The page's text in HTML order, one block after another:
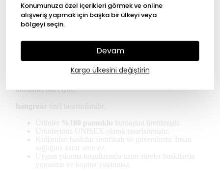
Konumunuza özel içerikleri görmek ve online
alışveriş yapmak için başka bir ülkeyi veya
bölgeyi seçin.
Devam
Kargo ülkesini değiştirin
14 gün içinde iade değişim
Ürün Açıklaması
almanızı öneriyor.
hangroar özel tasarımlarıdır.
Ürünler %100 pamuklu
kumaştan üretilmiştir.
Ürünlerimiz UNISEX olarak tasarlanmıştır.
Kullanılan baskılar sertifikalı ve güvenilirdir. İnsan
sağlığına zarar vermez.
Uygun yıkama koşullarında uzun süreler baskılarda
yıpranma ve kopma yaşanmaz.